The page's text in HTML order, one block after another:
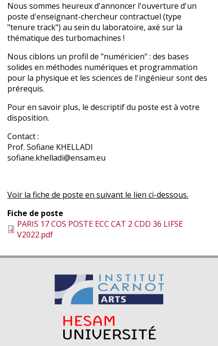
Nous sommes heureux d'annoncer l'ouverture d'un
poste d'enseignant-chercheur contractuel (type
"tenure track") au sein du laboratoire, axé sur la
thématique des turbomachines !
Nous ciblons un profil de "numéricien" : des bases
solides en méthodes numériques et programmation
pour la physique et les sciences de l'ingénieur sont des
prérequis.
Pour en savoir plus, le descriptif du poste est à votre
disposition.
Contact :
Prof. Sofiane KHELLADI
sofiane.khelladi@ensam.eu
Voir la fiche de poste en suivant le lien ci-dessous.
Fiche de poste
PARIS 17 COS POSTE ECC CAT 2 CDD 36 LIFSE
V2022.pdf